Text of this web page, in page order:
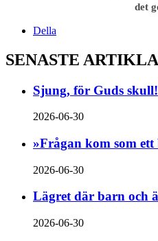
det
Della
SENASTE
Sjung, för Guds skull!
2026-06-30
»Frågan kom som
2026-06-30
Lägret där barn och
2026-06-30